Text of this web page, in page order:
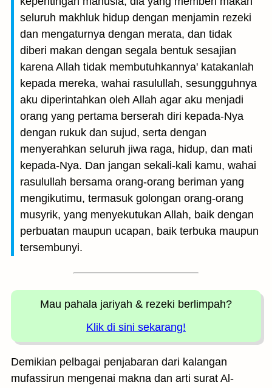
seluruh makhluk hidup dengan menjamin rezeki
dan mengaturnya dengan merata, dan tidak
diberi makan dengan segala bentuk sesajian
karena Allah tidak membutuhkannya' katakanlah
kepada mereka, wahai rasulullah, sesungguhnya
aku diperintahkan oleh Allah agar aku menjadi
orang yang pertama berserah diri kepada-Nya
dengan rukuk dan sujud, serta dengan
menyerahkan seluruh jiwa raga, hidup, dan mati
kepada-Nya. Dan jangan sekali-kali kamu, wahai
rasulullah bersama orang-orang beriman yang
mengikutimu, termasuk golongan orang-orang
musyrik, yang menyekutukan Allah, baik dengan
perbuatan maupun ucapan, baik terbuka maupun
tersembunyi.
Mau pahala jariyah & rezeki berlimpah?
Klik di sini sekarang!
Demikian pelbagai penjabaran dari kalangan
mufassirun mengenai makna dan arti surat Al-